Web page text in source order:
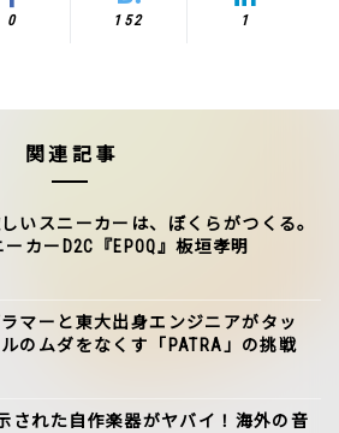
0 152 1
関連記事
いスニーカーは、ぼくらがつくる。
カーD2C『EPOQ』板垣孝明
マーと東大出身エンジニアがタッ
のムダをなくす「PATRA」の挑戦
された自作楽器がヤバイ！海外の音